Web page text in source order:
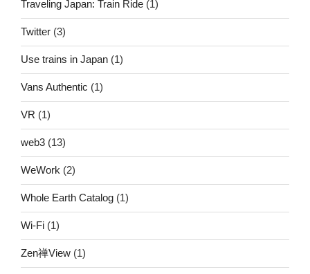
Traveling Japan: Train Ride (1)
Twitter (3)
Use trains in Japan (1)
Vans Authentic (1)
VR (1)
web3 (13)
WeWork (2)
Whole Earth Catalog (1)
Wi-Fi (1)
Zen禅View (1)